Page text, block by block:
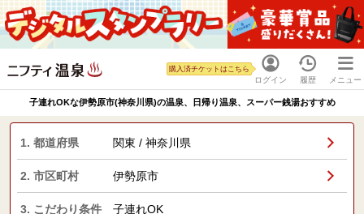
ログイン
購入済チケットはこちら
履歴 メニュー
子連れOKな伊勢原市(神奈川県)の温泉、日帰り温泉、スーパー銭湯おすすめ
1. 都道府県 関東 / 神奈川県
2. 市区町村 伊勢原市
3. こだわり条件 子連れOK